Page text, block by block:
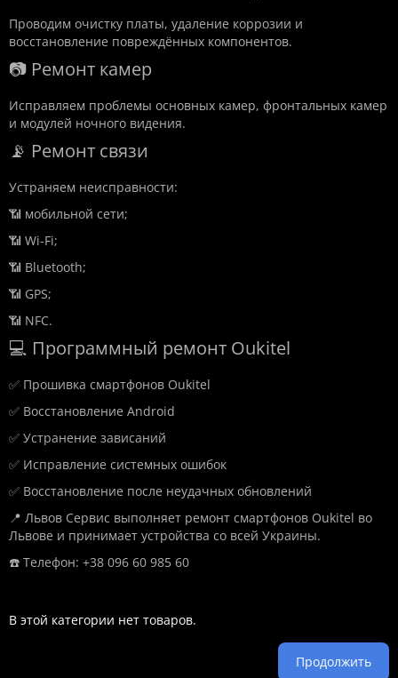
Проводим очистку платы, удаление коррозии и
восстановление повреждённых компонентов.
📷 Ремонт камер
Исправляем проблемы основных камер, фронтальных камер
и модулей ночного видения.
📡 Ремонт связи
Устраняем неисправности:
📶 мобильной сети;
📶 Wi-Fi;
📶 Bluetooth;
📶 GPS;
📶 NFC.
💻 Программный ремонт Oukitel
✅ Прошивка смартфонов Oukitel
✅ Восстановление Android
✅ Устранение зависаний
✅ Исправление системных ошибок
✅ Восстановление после неудачных обновлений
📍 Львов Сервис выполняет ремонт смартфонов Oukitel во
Львове и принимает устройства со всей Украины.
☎️ Телефон: +38 096 60 985 60
В этой категории нет товаров.
Продолжить